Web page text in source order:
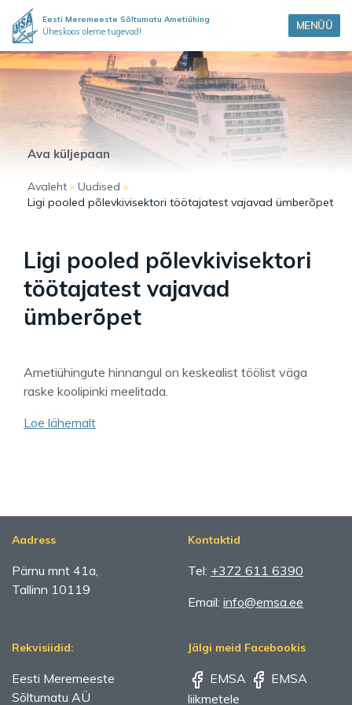
Eesti Meremeeste Sõltumatu Ametiühing
Üheskoos oleme tugevad! MENÜÜ
Ava küljepaan
Avaleht » Uudised »
Ligi pooled põlevkivisektori töötajatest vajavad ümberõpet
Ligi pooled põlevkivisektori
töötajatest vajavad
ümberõpet
Ametiühingute hinnangul on keskealist töölist väga
raske koolipinki meelitada.
Loe lähemalt
Aadress
Pärnu mnt 41a,
Tallinn 10119
Kontaktid
Tel: +372 611 6390
Email: info@emsa.ee
Rekvisiidid:
Eesti Meremeeste
Sõltumatu AÜ
Jälgi meid Facebookis
EMSA
EMSA
liikmetele